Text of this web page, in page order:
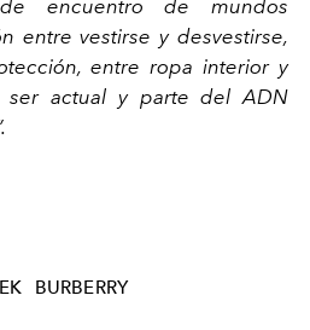
encuentro de mundos
entre vestirse y desvestirse,
entre ropa interior y
ser actual y parte del ADN
BURBERRY